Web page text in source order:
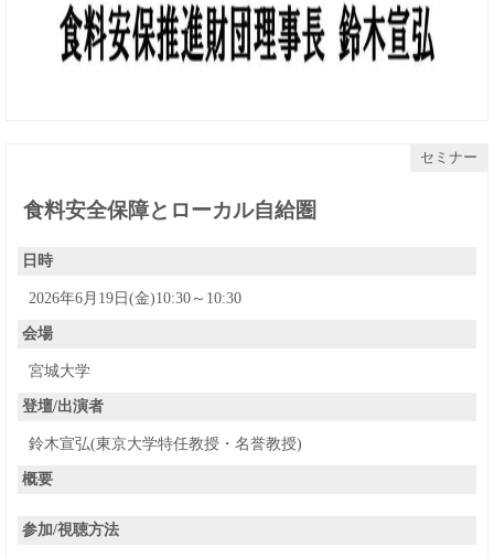
セミナー
食料安全保障とローカル自給圏
日時
2026年6月19日(金)10:30～10:30
会場
宮城大学
登壇/出演者
鈴木宣弘(東京大学特任教授・名誉教授)
概要
参加/視聴方法